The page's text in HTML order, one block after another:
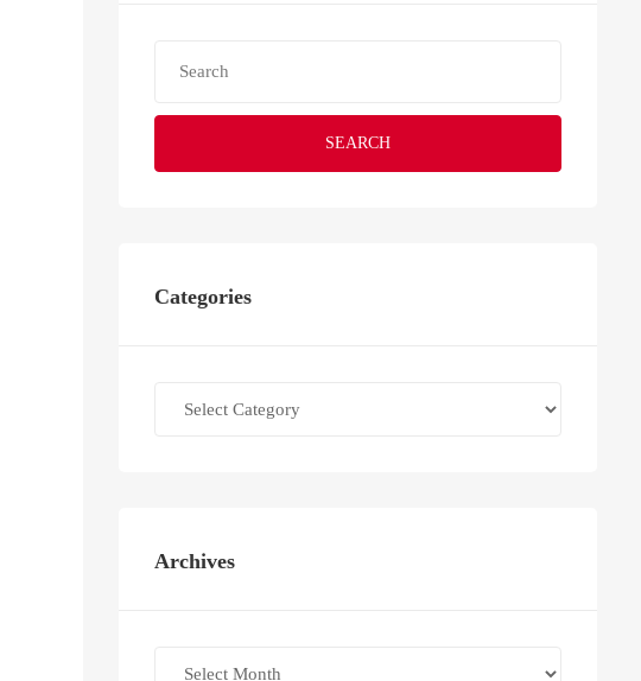
SEARCH
Categories
Archives